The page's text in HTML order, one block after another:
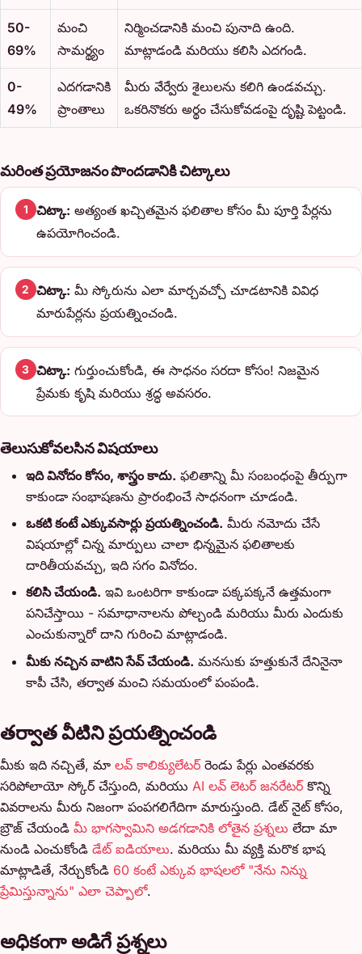
50-
69%
మంచి
సామర్థ్యం
నిర్మించడానికి మంచి పునాది ఉంది.
మాట్లాడండి మరియు కలిసి ఎదగండి.
0-
49%
ఎదగడానికి
ప్రాంతాలు
మీరు వేర్వేరు శైలులను కలిగి ఉండవచ్చు.
ఒకరినొకరు అర్థం చేసుకోవడంపై దృష్టి పెట్టండి.
మరింత ప్రయోజనం పొందడానికి చిట్కాలు
1 చిట్కా: అత్యంత ఖచ్చితమైన ఫలితాల కోసం మీ పూర్తి పేర్లను
ఉపయోగించండి.
2 చిట్కా: మీ స్కోరును ఎలా మార్చవచ్చో చూడటానికి వివిధ
మారుపేర్లను ప్రయత్నించండి.
3 చిట్కా: గుర్తుంచుకోండి, ఈ సాధనం సరదా కోసం! నిజమైన
ప్రేమకు కృషి మరియు శ్రద్ధ అవసరం.
తెలుసుకోవలసిన విషయాలు
ఇది వినోదం కోసం, శాస్త్రం కాదు. ఫలితాన్ని మీ సంబంధంపై తీర్పుగా
కాకుండా సంభాషణను ప్రారంభించే సాధనంగా చూడండి.
ఒకటి కంటే ఎక్కువసార్లు ప్రయత్నించండి. మీరు నమోదు చేసే
విషయాల్లో చిన్న మార్పులు చాలా భిన్నమైన ఫలితాలకు
దారితీయవచ్చు, ఇది సగం వినోదం.
కలిసి చేయండి. ఇవి ఒంటరిగా కాకుండా పక్కపక్కనే ఉత్తమంగా
పనిచేస్తాయి - సమాధానాలను పోల్చండి మరియు మీరు ఎందుకు
ఎంచుకున్నారో దాని గురించి మాట్లాడండి.
మీకు నచ్చిన వాటిని సేవ్ చేయండి. మనసుకు హత్తుకునే దేనినైనా
కాపీ చేసి, తర్వాత మంచి సమయంలో పంపండి.
తర్వాత వీటిని ప్రయత్నించండి
మీకు ఇది నచ్చితే, మా లవ్ కాలిక్యులేటర్రెండు పేర్లు ఎంతవరకు
సరిపోలాయో స్కోర్ చేస్తుంది, మరియు AI లవ్ లెటర్ జనరేటర్కొన్ని
వివరాలను మీరు నిజంగా పంపగలిగేదిగా మారుస్తుంది. డేట్ నైట్ కోసం,
బ్రౌజ్ చేయండి మీ భాగస్వామిని అడగడానికి లోతైన ప్రశ్నలు లేదా మా
నుండి ఎంచుకోండి డేట్ ఐడియాలు. మరియు మీ వ్యక్తి మరొక భాష
మాట్లాడితే, నేర్చుకోండి 60 కంటే ఎక్కువ భాషలలో "నేను నిన్ను
ప్రేమిస్తున్నాను" ఎలా చెప్పాలో.
అధికంగా అడిగే ప్రశ్నలు